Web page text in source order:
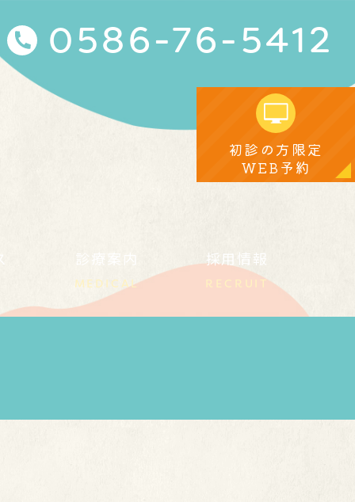
0586-76-5412
初診の方限定
WEB予約
診療案内
MEDICAL
採用情報
RECRUIT